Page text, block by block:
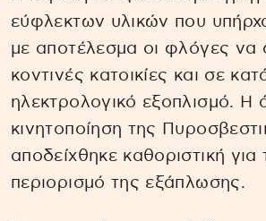
εύφλεκτων υλικών που
με αποτέλεσμα οι φλόγες να
κοντινές κατοικίες και σε
ηλεκτρολογικό εξοπλισμό. Η
κινητοποίηση της
αποδείχθηκε καθοριστική για
περιορισμό της εξάπλωσης.